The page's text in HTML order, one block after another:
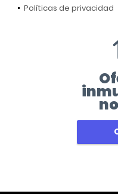
Políticas de privacidad